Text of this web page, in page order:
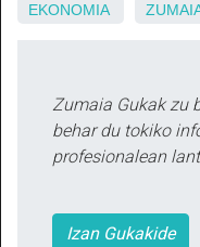
EKONOMIA
Zumaia Gukak zu
behar du tokiko
profesionalean
Izan Gukakide